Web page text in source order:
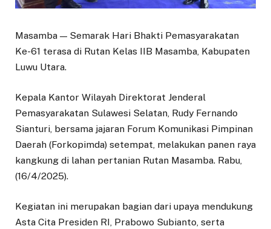
Masamba — Semarak Hari Bhakti Pemasyarakatan
Ke-61 terasa di Rutan Kelas IIB Masamba, Kabupaten
Luwu Utara.
Kepala Kantor Wilayah Direktorat Jenderal
Pemasyarakatan Sulawesi Selatan, Rudy Fernando
Sianturi, bersama jajaran Forum Komunikasi Pimpinan
Daerah (Forkopimda) setempat, melakukan panen raya
kangkung di lahan pertanian Rutan Masamba. Rabu,
(16/4/2025).
Kegiatan ini merupakan bagian dari upaya mendukung
Asta Cita Presiden RI, Prabowo Subianto, serta